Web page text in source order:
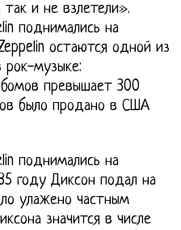
и не взлетели».
поднимались на
остаются одной из
рок-музыке:
превышает 300
было продано в США
поднимались на
году Диксон подал на
улажено частным
значится в числе